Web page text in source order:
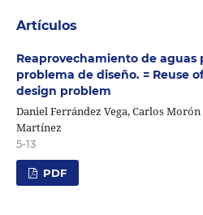
Artículos
Reaprovechamiento de aguas
problema de diseño. = Reuse
design problem
Daniel Ferrández Vega, Carlos
Martínez
5-13
PDF